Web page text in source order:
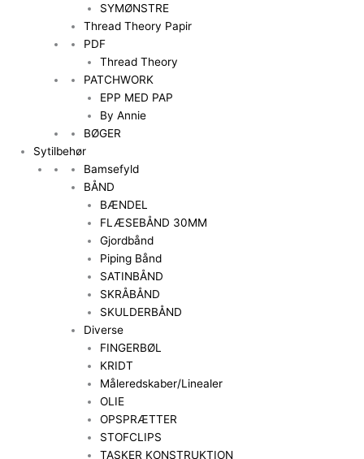
SYMØNSTRE
Thread Theory Papir
PDF
Thread Theory
PATCHWORK
EPP MED PAP
By Annie
BØGER
Sytilbehør
Bamsefyld
BÅND
BÆNDEL
FLÆSEBÅND 30MM
Gjordbånd
Piping Bånd
SATINBÅND
SKRÅBÅND
SKULDERBÅND
Diverse
FINGERBØL
KRIDT
Måleredskaber/Linealer
OLIE
OPSPRÆTTER
STOFCLIPS
TASKER KONSTRUKTION